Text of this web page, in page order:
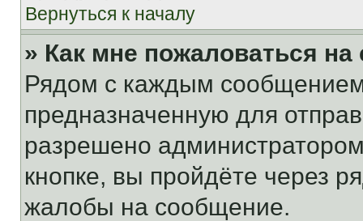
Вернуться к началу
» Как мне пожаловаться
Рядом с каждым сообщением
предназначенную для
разрешено
кнопке, вы пройдёте через
жалобы на сообщение.